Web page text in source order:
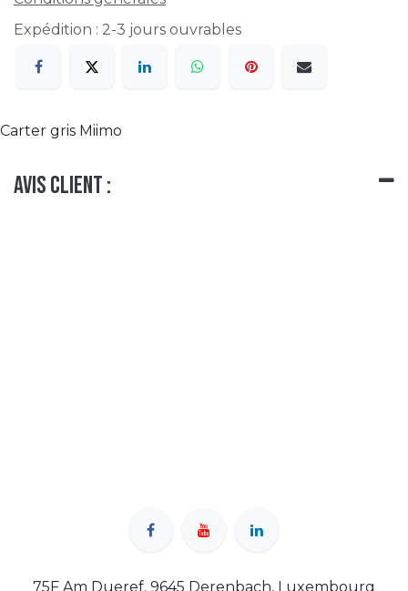
Expédition : 2-3 jours ouvrables
Carter gris Miimo
Avis client :
75F Am Dueref, 9645 Derenbach, Luxembourg